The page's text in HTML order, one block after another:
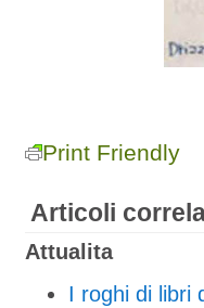
Print Friendly
Articoli
Attualita
I roghi di libri